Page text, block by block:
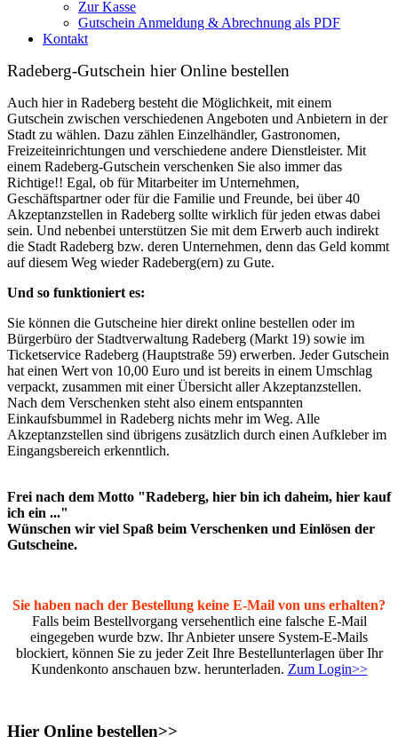
Zur Kasse
Gutschein Anmeldung & Abrechnung als PDF
Kontakt
Radeberg-Gutschein hier Online bestellen
Auch hier in Radeberg besteht die Möglichkeit, mit einem
Gutschein zwischen verschiedenen Angeboten und Anbietern in der
Stadt zu wählen. Dazu zählen Einzelhändler, Gastronomen,
Freizeiteinrichtungen und verschiedene andere Dienstleister. Mit
einem Radeberg-Gutschein verschenken Sie also immer das
Richtige!! Egal, ob für Mitarbeiter im Unternehmen,
Geschäftspartner oder für die Familie und Freunde, bei über 40
Akzeptanzstellen in Radeberg sollte wirklich für jeden etwas dabei
sein. Und nebenbei unterstützen Sie mit dem Erwerb auch indirekt
die Stadt Radeberg bzw. deren Unternehmen, denn das Geld kommt
auf diesem Weg wieder Radeberg(ern) zu Gute.
Und so funktioniert es:
Sie können die Gutscheine hier direkt online bestellen oder im
Bürgerbüro der Stadtverwaltung Radeberg (Markt 19) sowie im
Ticketservice Radeberg (Hauptstraße 59) erwerben. Jeder Gutschein
hat einen Wert von 10,00 Euro und ist bereits in einem Umschlag
verpackt, zusammen mit einer Übersicht aller Akzeptanzstellen.
Nach dem Verschenken steht also einem entspannten
Einkaufsbummel in Radeberg nichts mehr im Weg. Alle
Akzeptanzstellen sind übrigens zusätzlich durch einen Aufkleber im
Eingangsbereich erkenntlich.
Frei nach dem Motto "Radeberg, hier bin ich daheim, hier kauf
ich ein ..."
Wünschen wir viel Spaß beim Verschenken und Einlösen der
Gutscheine.
Sie haben nach der Bestellung keine E-Mail von uns erhalten?
Falls beim Bestellvorgang versehentlich eine falsche E-Mail
eingegeben wurde bzw. Ihr Anbieter unsere System-E-Mails
blockiert, können Sie zu jeder Zeit Ihre Bestellunterlagen über Ihr
Kundenkonto anschauen bzw. herunterladen. Zum Login>>
Hier Online bestellen>>